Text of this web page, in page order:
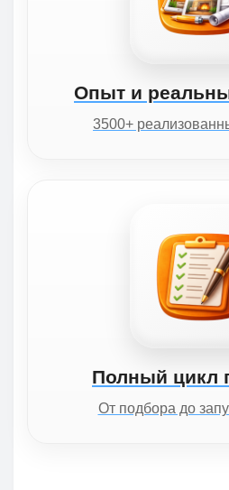
Опыт и
3500+
Полный цикл
От подбора до